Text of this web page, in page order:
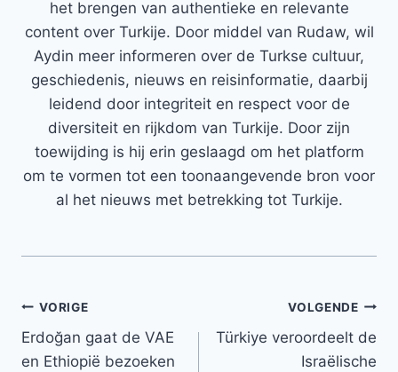
het brengen van authentieke en relevante
content over Turkije. Door middel van Rudaw, wil
Aydin meer informeren over de Turkse cultuur,
geschiedenis, nieuws en reisinformatie, daarbij
leidend door integriteit en respect voor de
diversiteit en rijkdom van Turkije. Door zijn
toewijding is hij erin geslaagd om het platform
om te vormen tot een toonaangevende bron voor
al het nieuws met betrekking tot Turkije.
Bericht
navigatie
VORIGE
Erdoğan gaat de VAE
en Ethiopië bezoeken
VOLGENDE
Türkiye veroordeelt de
Israëlische